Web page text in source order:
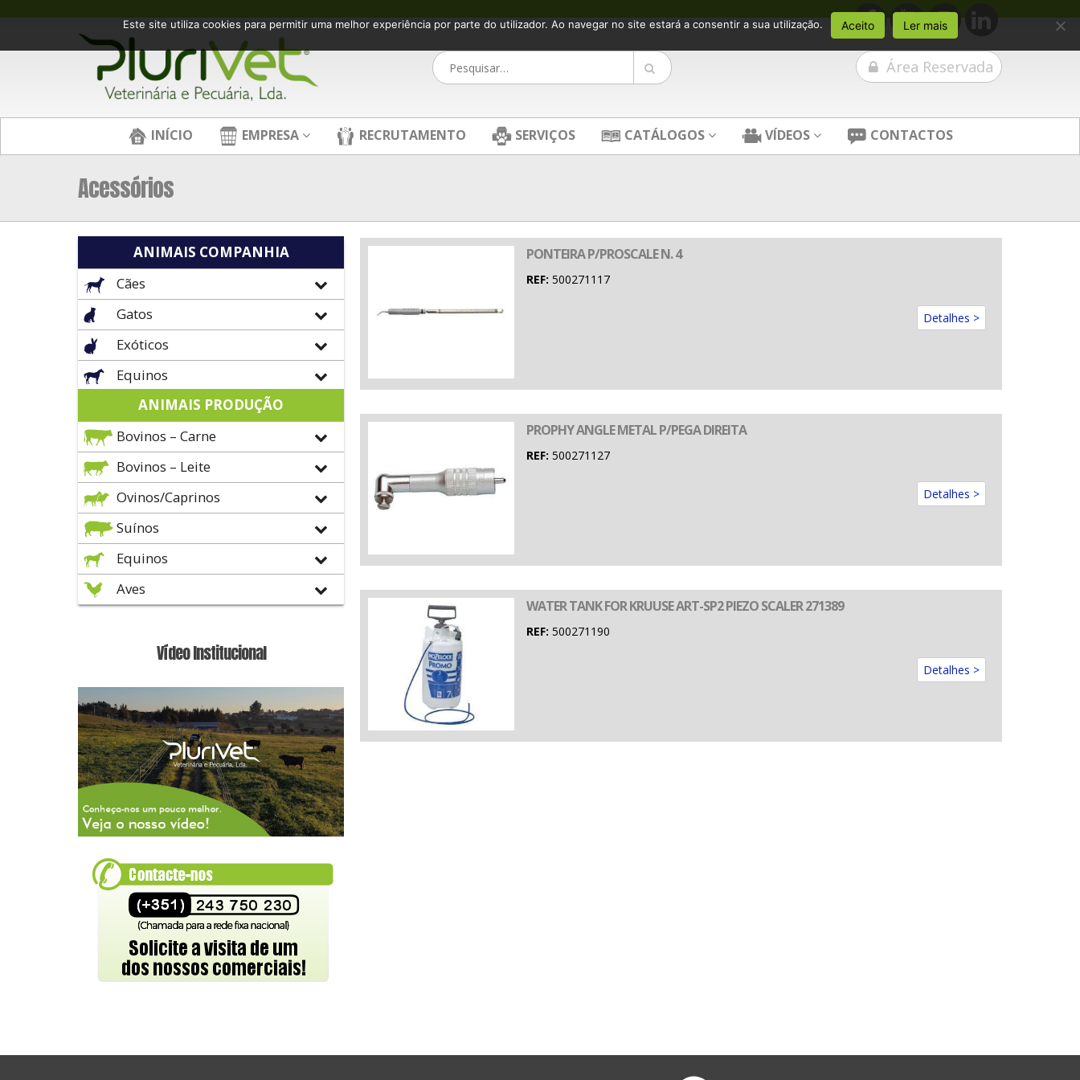
Área Reservada
INÍCIO EMPRESA RECRUTAMENTO SERVIÇOS CATÁLOGOS VÍDEOS CONTACTOS
Acessórios
PONTEIRA P/PROSCALE N. 4
REF: 500271117
Detalhes >
PROPHY ANGLE METAL P/PEGA DIREITA
REF: 500271127
Detalhes >
WATER TANK FOR KRUUSE ART-SP2 PIEZO SCALER 271389
REF: 500271190
Detalhes >
ANIMAIS COMPANHIA
Cães
Gatos
Exóticos
Equinos
ANIMAIS PRODUÇÃO
Bovinos – Carne
Bovinos – Leite
Ovinos/Caprinos
Suínos
Equinos
Aves
Vídeo Institucional
Este site utiliza cookies para permitir uma melhor experiência por parte do utilizador. Ao navegar no site estará a consentir a sua utilização. Aceito Ler mais